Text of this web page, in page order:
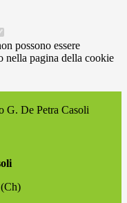
possono essere
nella pagina della cookie
G. De Petra Casoli